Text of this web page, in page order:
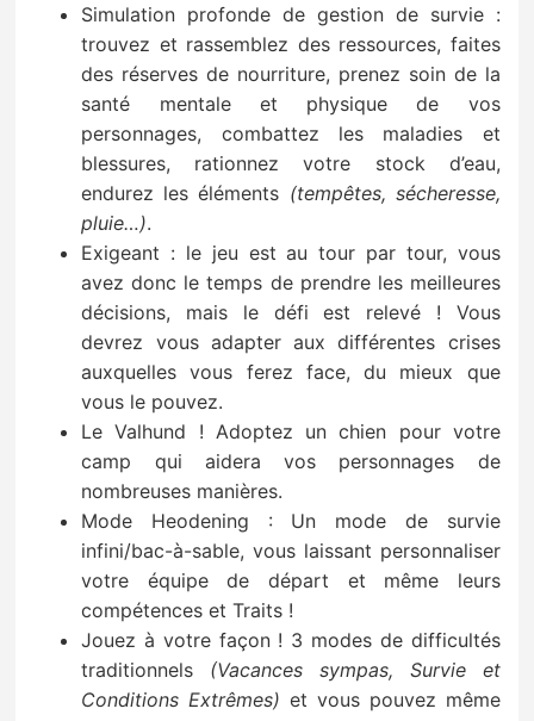
Simulation profonde de gestion de survie :
trouvez et rassemblez des ressources, faites
des réserves de nourriture, prenez soin de la
santé mentale et physique de vos
personnages, combattez les maladies et
blessures, rationnez votre stock d’eau,
endurez les éléments (tempêtes, sécheresse,
pluie…).
Exigeant : le jeu est au tour par tour, vous
avez donc le temps de prendre les meilleures
décisions, mais le défi est relevé ! Vous
devrez vous adapter aux différentes crises
auxquelles vous ferez face, du mieux que
vous le pouvez.
Le Valhund ! Adoptez un chien pour votre
camp qui aidera vos personnages de
nombreuses manières.
Mode Heodening : Un mode de survie
infini/bac-à-sable, vous laissant personnaliser
votre équipe de départ et même leurs
compétences et Traits !
Jouez à votre façon ! 3 modes de difficultés
traditionnels (Vacances sympas, Survie et
Conditions Extrêmes) et vous pouvez même